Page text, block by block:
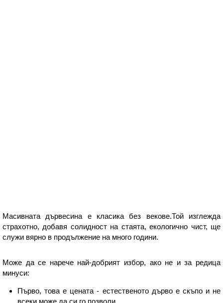
Масивната дървесина е класика без векове.Той изглежда
страхотно, добавя солидност на стаята, екологично чист, ще
служи вярно в продължение на много години.
Може да се нарече най-добрият избор, ако не и за редица
минуси:
Първо, това е цената - естественото дърво е скъпо и не
всеки може да си го позволи.